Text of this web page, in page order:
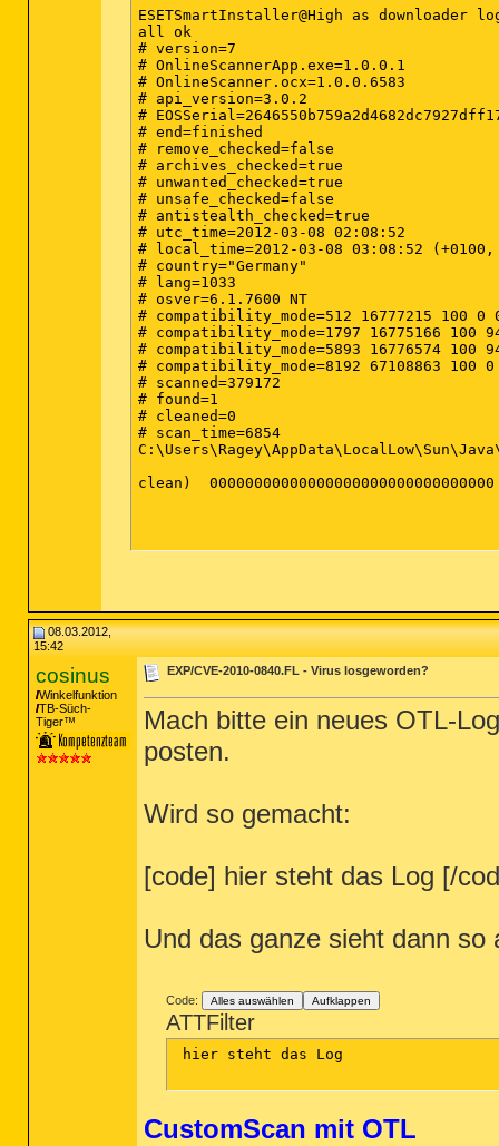
ESETSmartInstaller@High as downloader
all ok
# version=7
# OnlineScannerApp.exe=1.0.0.1
# OnlineScanner.ocx=1.0.0.6583
# api_version=3.0.2
#
# end=finished
# remove_checked=false
# archives_checked=true
# unwanted_checked=true
# unsafe_checked=false
# antistealth_checked=true
# utc_time=2012-03-08 02:08:52
# local_time=2012-03-08 03:08:52
# country="Germany"
# lang=1033
# osver=6.1.7600 NT
# compatibility_mode=512 16777215 100 0
# compatibility_mode=1797 16775166 100
# compatibility_mode=5893 16776574 100
# compatibility_mode=8192 67108863 100
# scanned=379172
# found=1
# cleaned=0
# scan_time=6854
clean)	00000000000000000000000000000000	I
08.03.2012,
15:42
cosinus
Winkelfunktion
TB-Süch-
Tiger™
EXP/CVE-2010-0840.FL - Virus losgeworden?
Mach bitte ein neues OTL-
posten.
Wird so gemacht:
[code] hier steht das Log [/
Und das ganze sieht dann so
Code: Alles auswählen Aufklappen
ATTFilter
hier steht das Log
CustomScan mit OTL